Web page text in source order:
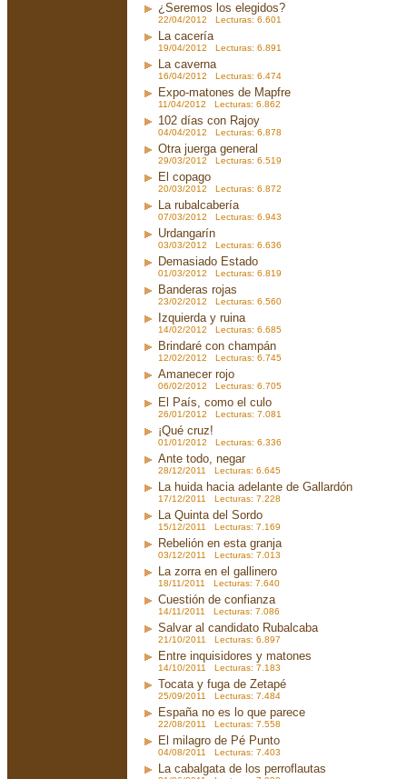
¿Seremos los elegidos?
22/04/2012 Lecturas: 6.601
La cacería
19/04/2012 Lecturas: 6.891
La caverna
16/04/2012 Lecturas: 6.474
Expo-matones de Mapfre
11/04/2012 Lecturas: 6.862
102 días con Rajoy
04/04/2012 Lecturas: 6.878
Otra juerga general
29/03/2012 Lecturas: 6.519
El copago
20/03/2012 Lecturas: 6.872
La rubalcabería
07/03/2012 Lecturas: 6.943
Urdangarín
03/03/2012 Lecturas: 6.636
Demasiado Estado
01/03/2012 Lecturas: 6.819
Banderas rojas
23/02/2012 Lecturas: 6.560
Izquierda y ruina
14/02/2012 Lecturas: 6.685
Brindaré con champán
12/02/2012 Lecturas: 6.745
Amanecer rojo
06/02/2012 Lecturas: 6.705
El País, como el culo
26/01/2012 Lecturas: 7.081
¡Qué cruz!
01/01/2012 Lecturas: 6.336
Ante todo, negar
28/12/2011 Lecturas: 6.645
La huida hacia adelante de Gallardón
17/12/2011 Lecturas: 7.228
La Quinta del Sordo
15/12/2011 Lecturas: 7.169
Rebelión en esta granja
03/12/2011 Lecturas: 7.013
La zorra en el gallinero
18/11/2011 Lecturas: 7.640
Cuestión de confianza
14/11/2011 Lecturas: 7.086
Salvar al candidato Rubalcaba
21/10/2011 Lecturas: 6.897
Entre inquisidores y matones
14/10/2011 Lecturas: 7.183
Tocata y fuga de Zetapé
25/09/2011 Lecturas: 7.484
España no es lo que parece
22/08/2011 Lecturas: 7.558
El milagro de Pé Punto
04/08/2011 Lecturas: 7.403
La cabalgata de los perroflautas